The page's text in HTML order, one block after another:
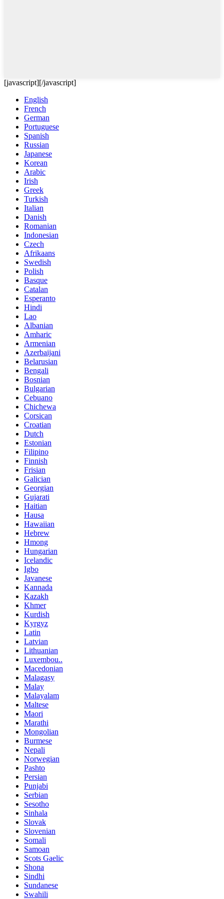
[javascript][/javascript]
English
French
German
Portuguese
Spanish
Russian
Japanese
Korean
Arabic
Irish
Greek
Turkish
Italian
Danish
Romanian
Indonesian
Czech
Afrikaans
Swedish
Polish
Basque
Catalan
Esperanto
Hindi
Lao
Albanian
Amharic
Armenian
Azerbaijani
Belarusian
Bengali
Bosnian
Bulgarian
Cebuano
Chichewa
Corsican
Croatian
Dutch
Estonian
Filipino
Finnish
Frisian
Galician
Georgian
Gujarati
Haitian
Hausa
Hawaiian
Hebrew
Hmong
Hungarian
Icelandic
Igbo
Javanese
Kannada
Kazakh
Khmer
Kurdish
Kyrgyz
Latin
Latvian
Lithuanian
Luxembou..
Macedonian
Malagasy
Malay
Malayalam
Maltese
Maori
Marathi
Mongolian
Burmese
Nepali
Norwegian
Pashto
Persian
Punjabi
Serbian
Sesotho
Sinhala
Slovak
Slovenian
Somali
Samoan
Scots Gaelic
Shona
Sindhi
Sundanese
Swahili